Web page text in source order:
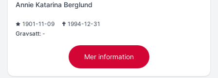
Annie Katarina Berglund
1901-11-09
1994-12-31
Gravsatt: -
Mer information